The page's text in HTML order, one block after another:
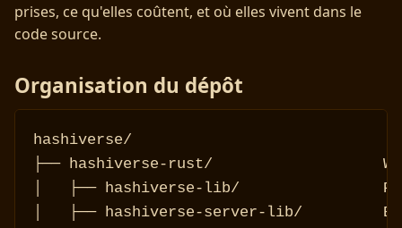
prises, ce qu'elles coûtent, et où elles vivent dans le
code source.
Organisation du dépôt
hashiverse/
├── hashiverse-rust/
│   ├── hashiverse-lib/
│   ├── hashiverse-server-lib/